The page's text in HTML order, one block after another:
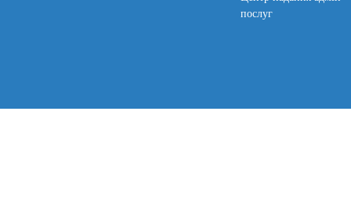
послуг